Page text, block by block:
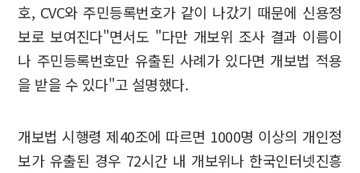
호, CVC와 주민등록번호가 같이 나갔기 때문에 신용정
보로 보여진다"면서도 "다만 개보위 조사 결과 이름이
나 주민등록번호만 유출된 사례가 있다면 개보법 적용
을 받을 수 있다"고 설명했다.
개보법 시행령 제40조에 따르면 1000명 이상의 개인정
보가 유출된 경우 72시간 내 개보위나 한국인터넷진흥